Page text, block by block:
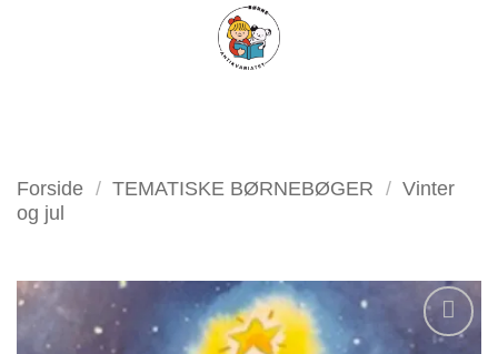
FILTER
Forside / TEMATISKE BØRNEBØGER / Vinter
og jul